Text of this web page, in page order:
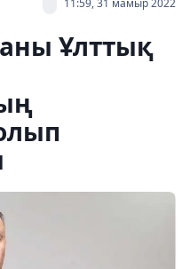
11:59, 31 мамыр 2022
Ұлттық